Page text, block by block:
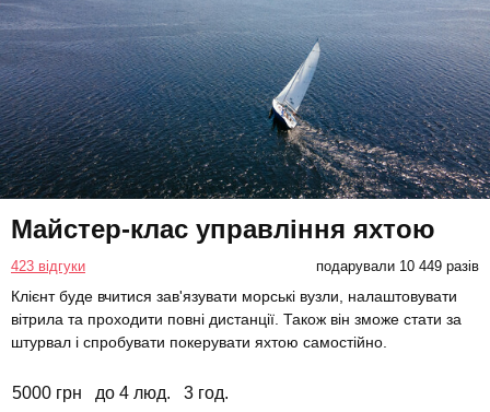
Майстер-клас управління яхтою
423 відгуки подарували 10 449 разів
Клієнт буде вчитися зав'язувати морські вузли, налаштовувати
вітрила та проходити повні дистанції. Також він зможе стати за
штурвал і спробувати покерувати яхтою самостійно.
5000 грн до 4 люд. 3 год.